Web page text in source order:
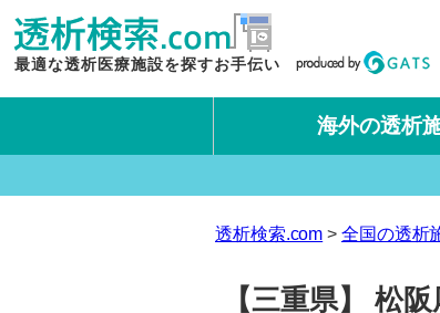
最適な透析医療施設を探すお手伝い
海外の透析
透析検索.com 全国の透析
【三重県】 松